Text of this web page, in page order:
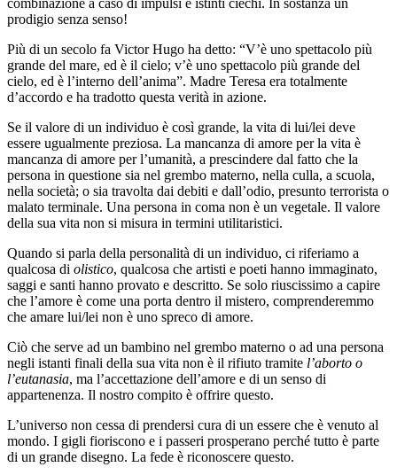
prodigio senza senso!
Più di un secolo fa Victor Hugo ha detto: “V’è uno spettacolo più
grande del mare, ed è il cielo; v’è uno spettacolo più grande del
cielo, ed è l’interno dell’anima”. Madre Teresa era totalmente
d’accordo e ha tradotto questa verità in azione.
Se il valore di un individuo è così grande, la vita di lui/lei deve
essere ugualmente preziosa. La mancanza di amore per la vita è
mancanza di amore per l’umanità, a prescindere dal fatto che la
persona in questione sia nel grembo materno, nella culla, a scuola,
nella società; o sia travolta dai debiti e dall’odio, presunto terrorista o
malato terminale. Una persona in coma non è un vegetale. Il valore
della sua vita non si misura in termini utilitaristici.
Quando si parla della personalità di un individuo, ci riferiamo a
qualcosa di olistico, qualcosa che artisti e poeti hanno immaginato,
saggi e santi hanno provato e descritto. Se solo riuscissimo a capire
che l’amore è come una porta dentro il mistero, comprenderemmo
che amare lui/lei non è uno spreco di amore.
Ciò che serve ad un bambino nel grembo materno o ad una persona
negli istanti finali della sua vita non è il rifiuto tramite l’aborto o
l’eutanasia, ma l’accettazione dell’amore e di un senso di
appartenenza. Il nostro compito è offrire questo.
L’universo non cessa di prendersi cura di un essere che è venuto al
mondo. I gigli fioriscono e i passeri prosperano perché tutto è parte
di un grande disegno. La fede è riconoscere questo.